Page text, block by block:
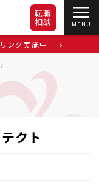
MENU
転職
相談
ング実施中
クト